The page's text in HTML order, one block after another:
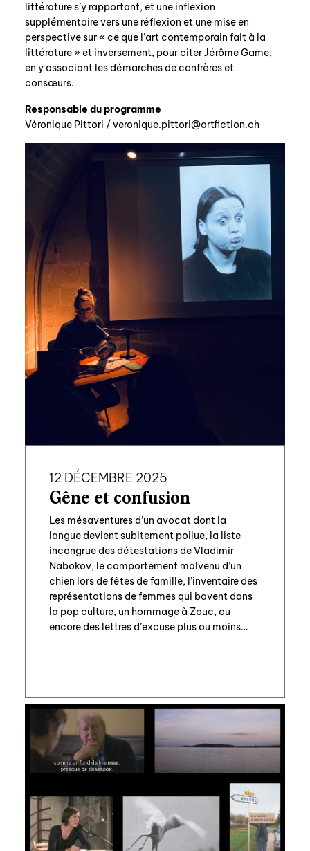
nous contacter ↓
nous contacter
nous soutenir
manuscrits
littérature s’y rapportant, et une inflexion
supplémentaire vers une réflexion et une mise en
perspective sur « ce que l’art contemporain fait à la
littérature » et inversement, pour citer Jérôme Game,
en y associant les démarches de confrères et
consœurs.
Responsable du programme
Véronique Pittori /hc.noitciftra@irottip.euqinorev
12 DÉCEMBRE 2025
Gêne et confusion
Les mésaventures d’un avocat dont la
langue devient subitement poilue, la liste
incongrue des détestations de Vladimir
Nabokov, le comportement malvenu d’un
chien lors de fêtes de famille, l’inventaire des
représentations de femmes qui bavent dans
la pop culture, un hommage à Zouc, ou
encore des lettres d’excuse plus ou moins